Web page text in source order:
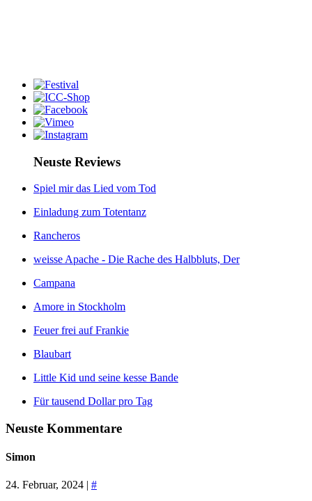
Neuste Reviews
Spiel mir das Lied vom Tod
Einladung zum Totentanz
Rancheros
weisse Apache - Die Rache des Halbbluts, Der
Campana
Amore in Stockholm
Feuer frei auf Frankie
Blaubart
Little Kid und seine kesse Bande
Für tausend Dollar pro Tag
Neuste Kommentare
Simon
24. Februar, 2024 | #